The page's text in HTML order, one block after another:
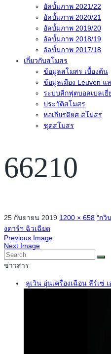
อัลบั้มภาพ 2021/22
อัลบั้มภาพ 2020/21
อัลบั้มภาพ 2019/20
อัลบั้มภาพ 2018/19
อัลบั้มภาพ 2017/18
เกี่ยวกับสโมสร
ข้อมูลสโมสร เบื้องต้น
ข้อมูลเมือง Leuven แ
ระบบลีกฟุตบอลเบลเยี่
ประวัติสโมสร
หอเกียรติยศ สโมสร
ชุดสโมสร
66210
25 กันยายน 2019 1200 × 658 “กวิ
งดาร์ฯ ฉิวเฉียด
Previous Image
Next Image
ข่าวสาร
ลูเวิน อุ่นเครื่องเฉือน ลีร์เซ่ เ